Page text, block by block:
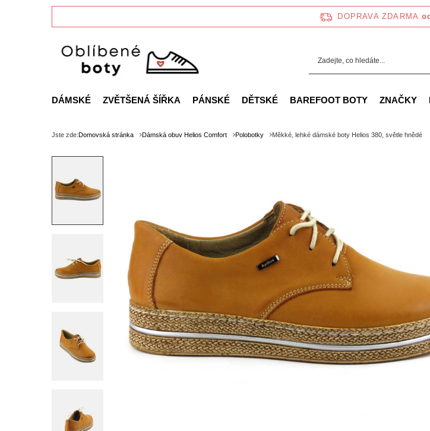
DOPRAVA ZDARMA
DÁMSKÉ ZVĚTŠENÁ ŠÍŘKA PÁNSKÉ DĚTSKÉ BAREFOOT BOTY ZNAČKY
Jste zde:Domovská stránka Dámská obuv Helios Comfort Polobotky Měkké, lehké dámské boty Helios 380, světle hnědé